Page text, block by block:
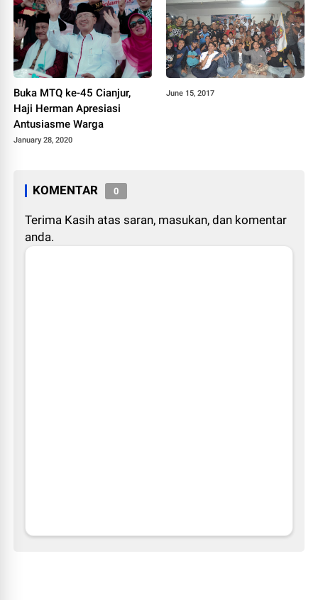
Buka MTQ ke-45 Cianjur,
Haji Herman Apresiasi
Antusiasme Warga
January 28, 2020
June 15, 2017
KOMENTAR 0
Terima Kasih atas saran, masukan, dan komentar
anda.